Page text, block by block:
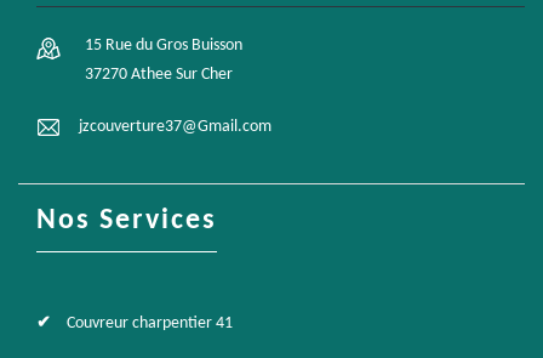
15 Rue du Gros Buisson
37270 Athee Sur Cher
jzcouverture37@Gmail.com
Nos Services
Couvreur charpentier 41